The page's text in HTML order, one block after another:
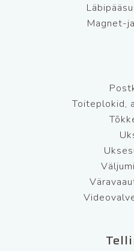
Magnet-
Toiteplokid,